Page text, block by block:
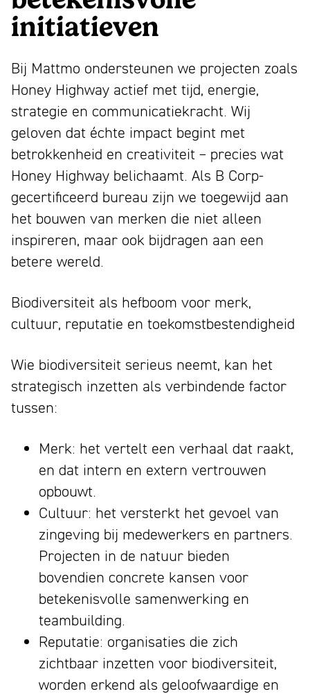
initiatieven
Bij Mattmo ondersteunen we projecten zoals
Honey Highway actief met tijd, energie,
strategie en communicatiekracht. Wij
geloven dat échte impact begint met
betrokkenheid en creativiteit – precies wat
Honey Highway belichaamt. Als B Corp-
gecertificeerd bureau zijn we toegewijd aan
het bouwen van merken die niet alleen
inspireren, maar ook bijdragen aan een
betere wereld.
Biodiversiteit als hefboom voor merk,
cultuur, reputatie en toekomstbestendigheid
Wie biodiversiteit serieus neemt, kan het
strategisch inzetten als verbindende factor
tussen:
Merk: het vertelt een verhaal dat raakt,
en dat intern en extern vertrouwen
opbouwt.
Cultuur: het versterkt het gevoel van
zingeving bij medewerkers en partners.
Projecten in de natuur bieden
bovendien concrete kansen voor
betekenisvolle samenwerking en
teambuilding.
Reputatie: organisaties die zich
zichtbaar inzetten voor biodiversiteit,
worden erkend als geloofwaardige en